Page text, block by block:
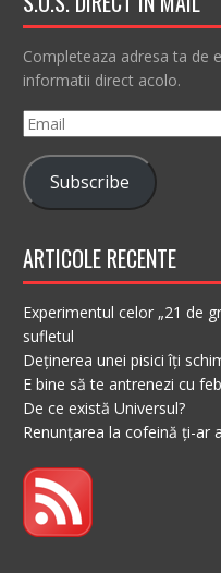
Completeaza adresa ta de
informatii direct acolo.
Email
Subscribe
ARTICOLE RECENTE
Experimentul celor „21 de
sufletul
Deținerea unei pisici îți
E bine să te antrenezi cu
De ce există Universul?
Renunțarea la cofeină ți-ar